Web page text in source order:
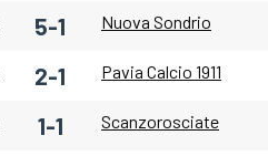
5-1 Nuova Sondrio
2-1 Pavia Calcio 1911
1-1 Scanzorosciate